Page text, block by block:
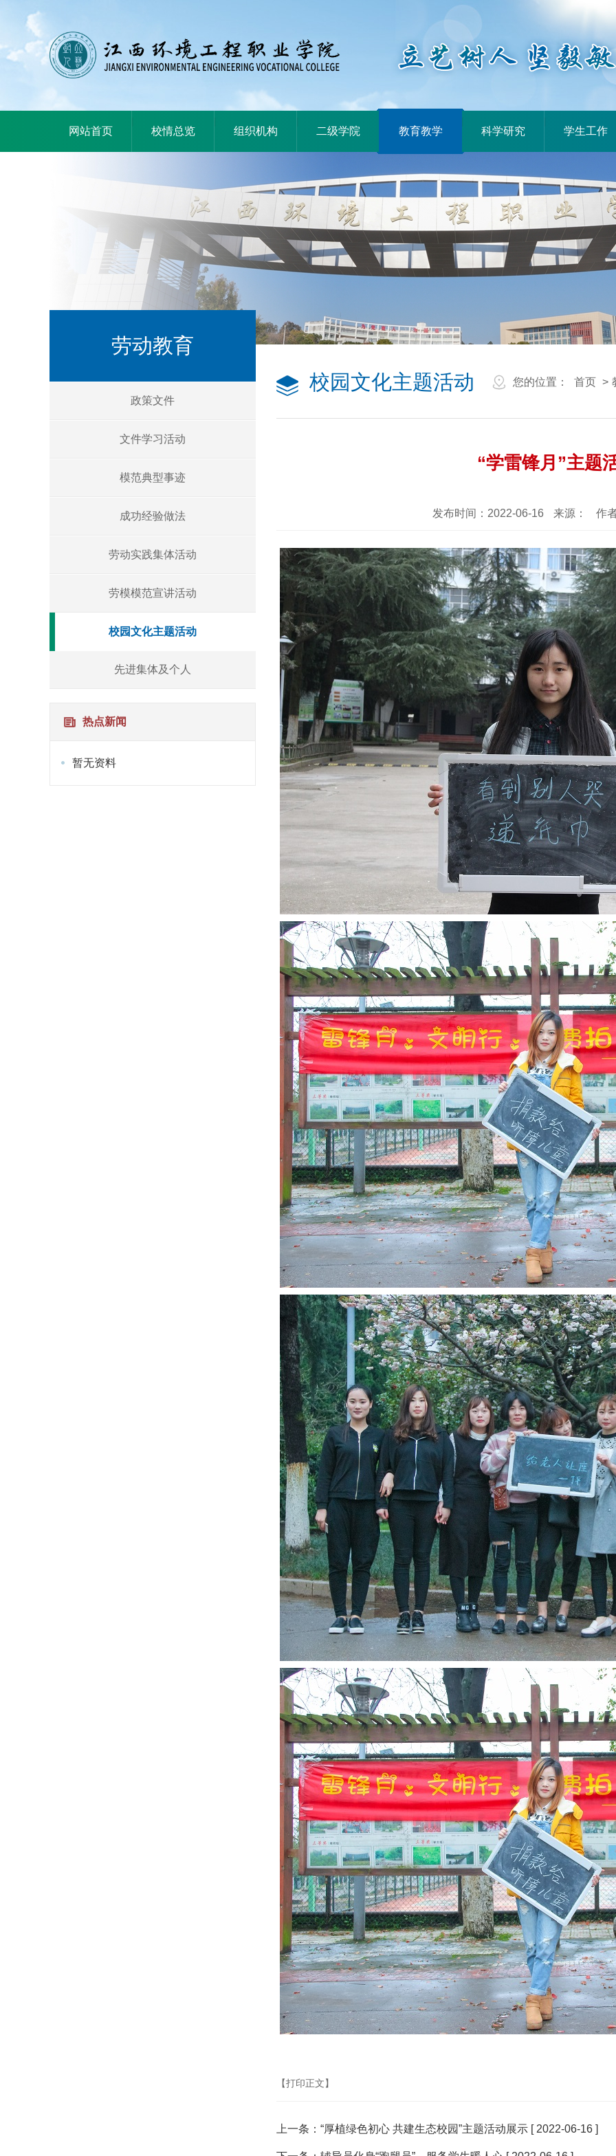
网站首页 校情总览 组织机构 二级学院 教育教学 科学研究 学生工作
劳动教育
政策文件
文件学习活动
模范典型事迹
成功经验做法
劳动实践集体活动
劳模模范宣讲活动
校园文化主题活动
先进集体及个人
热点新闻
暂无资料
您的位置： 首页 >
校园文化主题活动
“学雷锋月”主题
发布时间：2022-06-16 来源： 作
【打印正文】
上一条： “厚植绿色初心 共建生态校园”主题活动展示 [ 2022-06-16 ]